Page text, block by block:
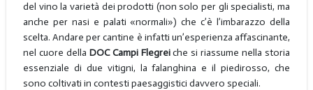
del vino la varietà dei prodotti (non solo per gli specialisti, ma
anche per nasi e palati «normali») che c’è l’imbarazzo della
scelta. Andare per cantine è infatti un’esperienza affascinante,
nel cuore della DOC Campi Flegreiche si riassume nella storia
essenziale di due vitigni, la falanghina e il piedirosso, che
sono coltivati in contesti paesaggistici davvero speciali.